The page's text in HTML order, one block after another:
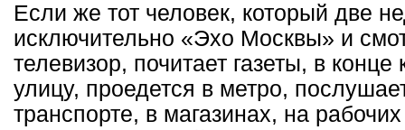
Если же тот человек, который две
исключительно «Эхо Москвы» и
телевизор, почитает газеты, в
улицу, проедется в метро,
транспорте, в магазинах, на